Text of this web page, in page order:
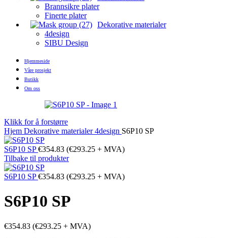
Brannsikre plater
Finerte plater
Dekorative materialer
4design
SIBU Design
Hjemmeside
Våre prosjekt
Butikk
Om oss
Klikk for å forstørre
Hjem Dekorative materialer4design S6P10 SP
S6P10 SP€354.83 (€293.25 + MVA)
Tilbake til produkter
S6P10 SP€354.83 (€293.25 + MVA)
S6P10 SP
€354.83 (€293.25 + MVA)